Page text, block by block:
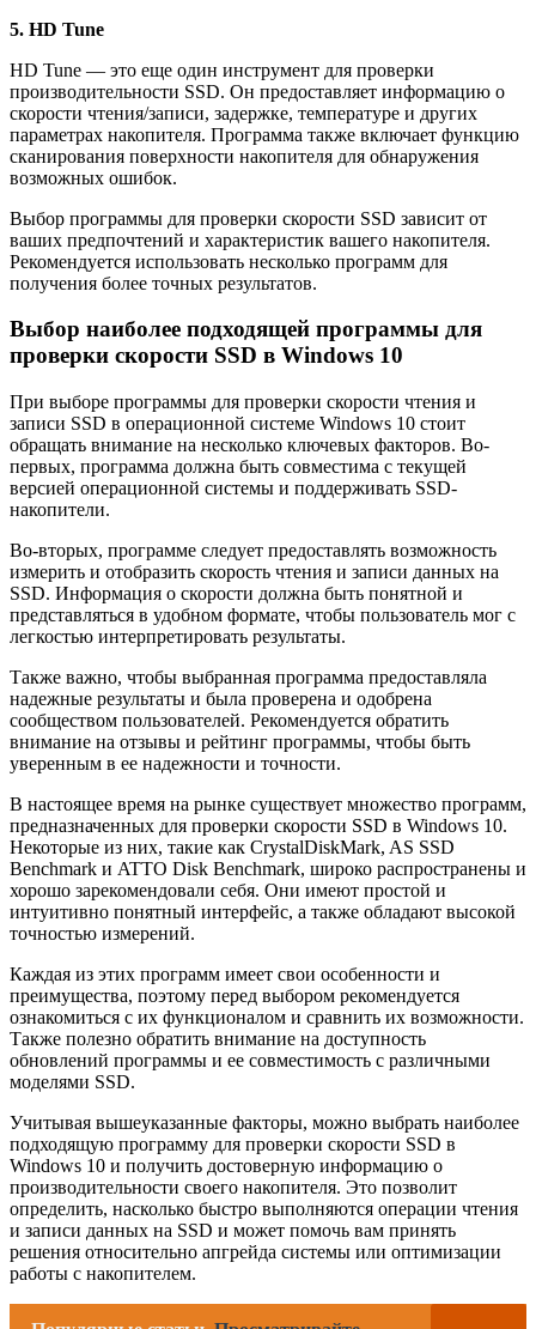
5. HD Tune
HD Tune — это еще один инструмент для проверки
производительности SSD. Он предоставляет информацию о
скорости чтения/записи, задержке, температуре и других
параметрах накопителя. Программа также включает функцию
сканирования поверхности накопителя для обнаружения
возможных ошибок.
Выбор программы для проверки скорости SSD зависит от
ваших предпочтений и характеристик вашего накопителя.
Рекомендуется использовать несколько программ для
получения более точных результатов.
Выбор наиболее подходящей программы для
проверки скорости SSD в Windows 10
При выборе программы для проверки скорости чтения и
записи SSD в операционной системе Windows 10 стоит
обращать внимание на несколько ключевых факторов. Во-
первых, программа должна быть совместима с текущей
версией операционной системы и поддерживать SSD-
накопители.
Во-вторых, программе следует предоставлять возможность
измерить и отобразить скорость чтения и записи данных на
SSD. Информация о скорости должна быть понятной и
представляться в удобном формате, чтобы пользователь мог с
легкостью интерпретировать результаты.
Также важно, чтобы выбранная программа предоставляла
надежные результаты и была проверена и одобрена
сообществом пользователей. Рекомендуется обратить
внимание на отзывы и рейтинг программы, чтобы быть
уверенным в ее надежности и точности.
В настоящее время на рынке существует множество программ,
предназначенных для проверки скорости SSD в Windows 10.
Некоторые из них, такие как CrystalDiskMark, AS SSD
Benchmark и ATTO Disk Benchmark, широко распространены и
хорошо зарекомендовали себя. Они имеют простой и
интуитивно понятный интерфейс, а также обладают высокой
точностью измерений.
Каждая из этих программ имеет свои особенности и
преимущества, поэтому перед выбором рекомендуется
ознакомиться с их функционалом и сравнить их возможности.
Также полезно обратить внимание на доступность
обновлений программы и ее совместимость с различными
моделями SSD.
Учитывая вышеуказанные факторы, можно выбрать наиболее
подходящую программу для проверки скорости SSD в
Windows 10 и получить достоверную информацию о
производительности своего накопителя. Это позволит
определить, насколько быстро выполняются операции чтения
и записи данных на SSD и может помочь вам принять
решения относительно апгрейда системы или оптимизации
работы с накопителем.